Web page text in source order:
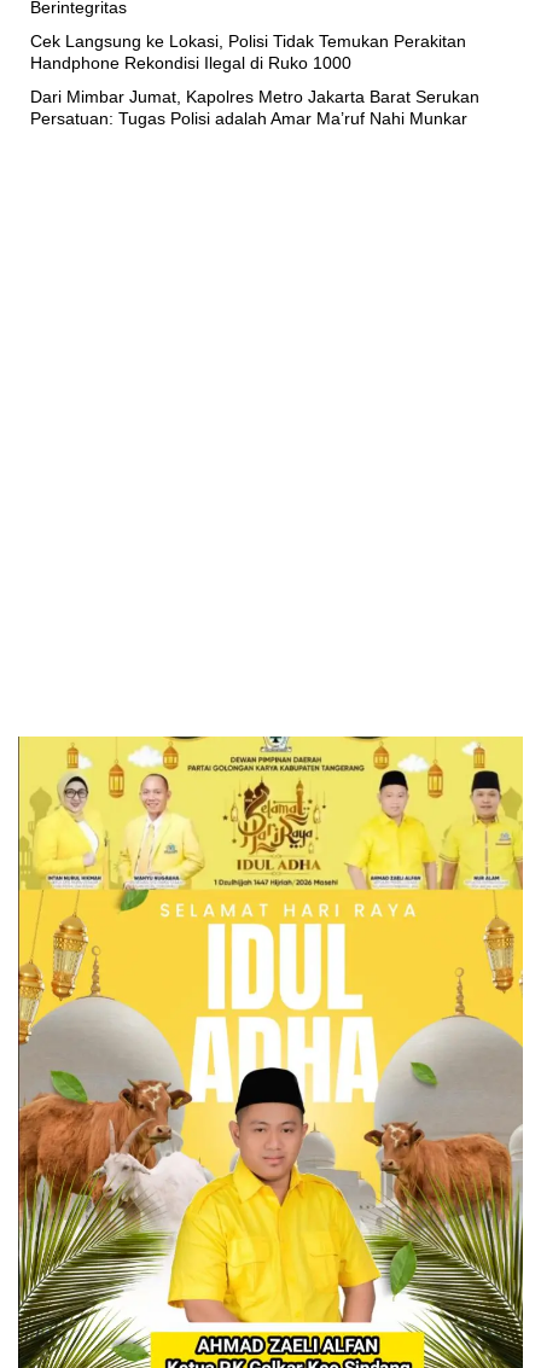
Berintegritas
Cek Langsung ke Lokasi, Polisi Tidak Temukan Perakitan
Handphone Rekondisi Ilegal di Ruko 1000
Dari Mimbar Jumat, Kapolres Metro Jakarta Barat Serukan
Persatuan: Tugas Polisi adalah Amar Ma’ruf Nahi Munkar